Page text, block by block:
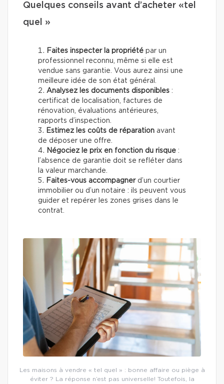
Quelques conseils avant d’acheter «tel
quel »
Faites inspecter la propriété par un
professionnel reconnu, même si elle est
vendue sans garantie. Vous aurez ainsi une
meilleure idée de son état général.
Analysez les documents disponibles :
certificat de localisation, factures de
rénovation, évaluations antérieures,
rapports d’inspection.
Estimez les coûts de réparation avant
de déposer une offre.
Négociez le prix en fonction du risque :
l’absence de garantie doit se refléter dans
la valeur marchande.
Faites-vous accompagnerd’un courtier
immobilier ou d’un notaire : ils peuvent vous
guider et repérer les zones grises dans le
contrat.
Les maisons à vendre « tel quel » : bonne affaire ou piège à
éviter ? La réponse n’est pas universelle! Toutefois, la